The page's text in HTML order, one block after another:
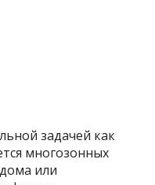
задачей как
многозонных
или